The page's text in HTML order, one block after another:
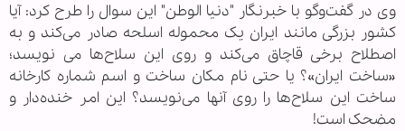
وی در گفت‌وگو با خبرنگار "دنیا الوطن" این سوال را طرح کرد: آیا
کشور بزرگی مانند ایران یک محموله اسلحه صادر می‌کند و به
اصطلاح برخی قاچاق می‌کند و روی این سلاح‌ها می نویسد؛
«ساخت ایران»؟ یا حتی نام مکان ساخت و اسم شماره کارخانه
ساخت این سلاح‌ها را روی آنها می‌نویسد؟ این امر خنده‌دار و
مضحک است!